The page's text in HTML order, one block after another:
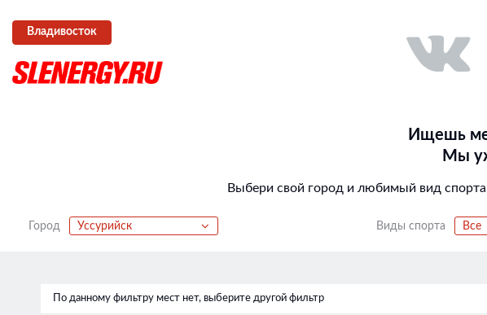
Владивосток
Ищешь
Мы
Выбери свой город и любимый вид
Город Уссурийск Виды спорта Все
По данному фильтру мест нет, выберите другой фильтр